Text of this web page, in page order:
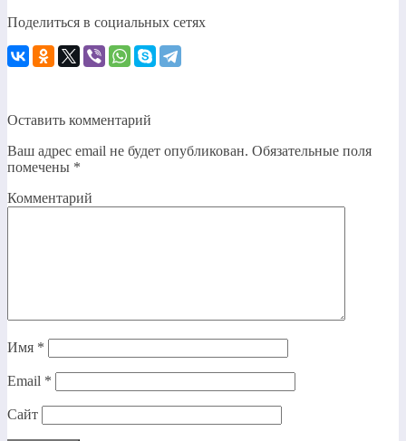
Поделиться в социальных сетях
Оставить комментарий
Ваш адрес email не будет опубликован. Обязательные поля
помечены *
Комментарий
Имя *
Email *
Сайт